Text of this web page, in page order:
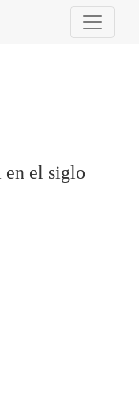
el siglo